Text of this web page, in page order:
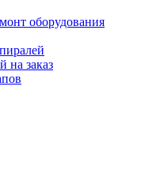
оборудования
на заказ